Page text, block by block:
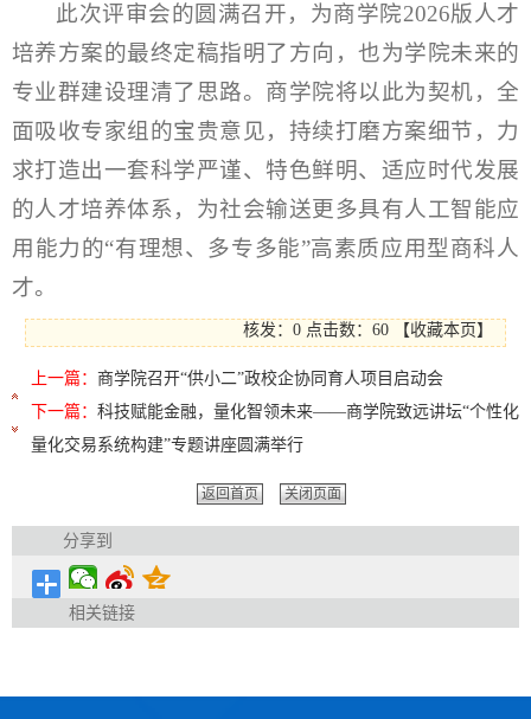
此次评审会的圆满召开，为商学院2026版人才
培养方案的最终定稿指明了方向，也为学院未来的
专业群建设理清了思路。商学院将以此为契机，全
面吸收专家组的宝贵意见，持续打磨方案细节，力
求打造出一套科学严谨、特色鲜明、适应时代发展
的人才培养体系，为社会输送更多具有人工智能应
用能力的“有理想、多专多能”高素质应用型商科人
才。
核发：0 点击数：60 【收藏本页 】
上一篇： 商学院召开“供小二”政校企协同育人项目启动会
下一篇： 科技赋能金融，量化智领未来——商学院致远讲坛“个性化
量化交易系统构建”专题讲座圆满举行
返回首页 关闭页面
分享到
相关链接